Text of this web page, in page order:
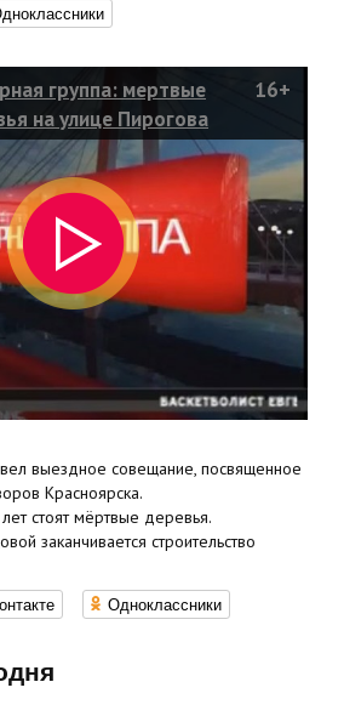
группа: мертвые
на улице Пирогова
16+
выездное совещание, посвященное
Красноярска.
стоят мёртвые деревья.
заканчивается строительство
Одноклассники